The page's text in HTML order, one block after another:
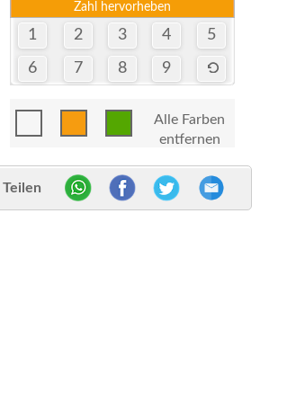
Zahl hervorheben
1 2 3 4 5
6 7 8 9
Alle Farben
entfernen
Teilen